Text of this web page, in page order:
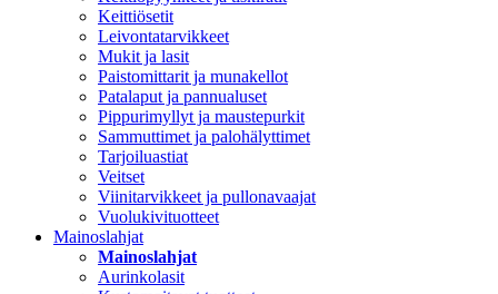
Keittiösetit
Leivontatarvikkeet
Mukit ja lasit
Paistomittarit ja munakellot
Patalaput ja pannualuset
Pippurimyllyt ja maustepurkit
Sammuttimet ja palohälyttimet
Tarjoiluastiat
Veitset
Viinitarvikkeet ja pullonavaajat
Vuolukivituotteet
Mainoslahjat
Mainoslahjat
Aurinkolasit